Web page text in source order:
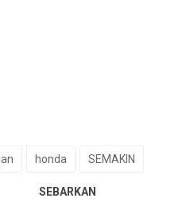
honda SEMAKIN
SEBARKAN